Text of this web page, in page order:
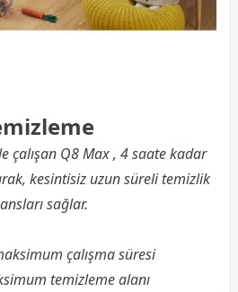
çalışan Q8 Max , 4 saate kadar
kesintisiz uzun süreli temizlik
sağlar.
çalışma süresi
temizleme alanı